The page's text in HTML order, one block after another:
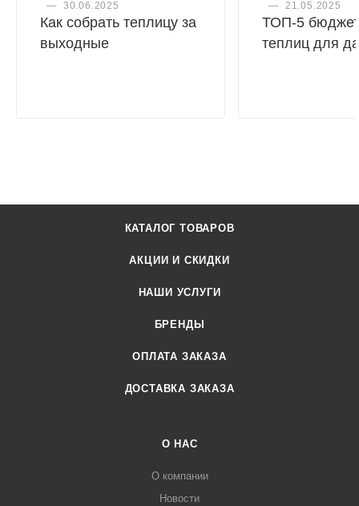
—
30.06.2025
Как собрать теплицу за
выходные
—
21.05.2025
ТОП-5
теплиц для
КАТАЛОГ ТОВАРОВ
АКЦИИ И СКИДКИ
НАШИ УСЛУГИ
БРЕНДЫ
ОПЛАТА ЗАКАЗА
ДОСТАВКА ЗАКАЗА
О НАС
О компании
Новости